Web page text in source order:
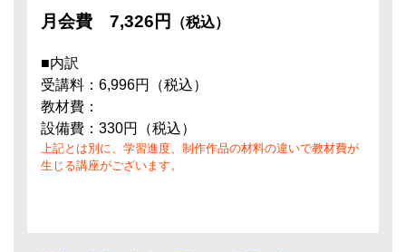
月会費 7,326円 （税込）
■内訳
受講料：6,996円（税込）
教材費：
設備費：330円（税込）
上記とは別に、学習進度、制作作品の材料の違いで教材費が
生じる講座がございます。